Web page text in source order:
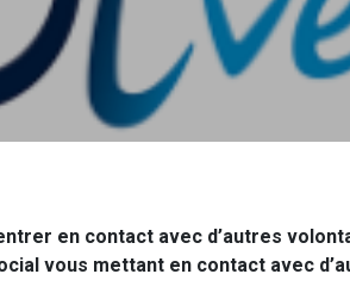
en contact avec d’autres
vous mettant en contact avec